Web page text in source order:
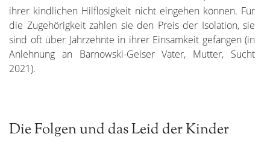
ihrer kindlichen Hilflosigkeit nicht eingehen können. Für
die Zugehörigkeit zahlen sie den Preis der Isolation, sie
sind oft über Jahrzehnte in ihrer Einsamkeit gefangen (in
Anlehnung an Barnowski-Geiser Vater, Mutter, Sucht
2021).
Die Folgen und das Leid der Kinder